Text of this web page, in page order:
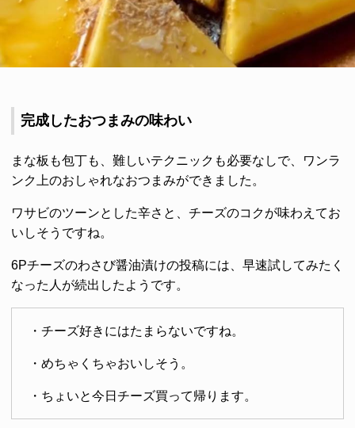
完成したおつまみの味わい
まな板も包丁も、難しいテクニックも必要なしで、ワンラ
ンク上のおしゃれなおつまみができました。
ワサビのツーンとした辛さと、チーズのコクが味わえてお
いしそうですね。
6Pチーズのわさび醤油漬けの投稿には、早速試してみたく
なった人が続出したようです。
・チーズ好きにはたまらないですね。
・めちゃくちゃおいしそう。
・ちょいと今日チーズ買って帰ります。